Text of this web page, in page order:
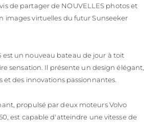
de partager de NOUVELLES photos et
images virtuelles du futur Sunseeker
est un nouveau bateau de jour à toit
sensation. Il présente un design élégant,
et des innovations passionnantes.
propulsé par deux moteurs Volvo
est capable d'atteindre une vitesse de